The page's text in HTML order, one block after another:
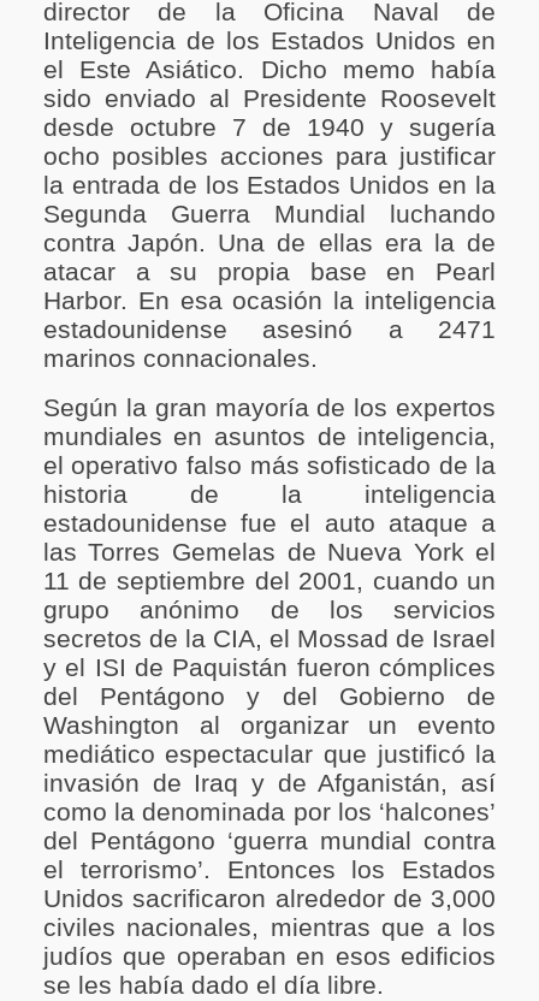
director de la Oficina Naval de
Inteligencia de los Estados Unidos en
el Este Asiático. Dicho memo había
sido enviado al Presidente Roosevelt
desde octubre 7 de 1940 y sugería
ocho posibles acciones para justificar
la entrada de los Estados Unidos en la
Segunda Guerra Mundial luchando
contra Japón. Una de ellas era la de
atacar a su propia base en Pearl
Harbor. En esa ocasión la inteligencia
estadounidense asesinó a 2471
marinos connacionales.
Según la gran mayoría de los expertos
mundiales en asuntos de inteligencia,
el operativo falso más sofisticado de la
historia de la inteligencia
estadounidense fue el auto ataque a
las Torres Gemelas de Nueva York el
11 de septiembre del 2001, cuando un
grupo anónimo de los servicios
secretos de la CIA, el Mossad de Israel
y el ISI de Paquistán fueron cómplices
del Pentágono y del Gobierno de
Washington al organizar un evento
mediático espectacular que justificó la
invasión de Iraq y de Afganistán, así
como la denominada por los ‘halcones’
del Pentágono ‘guerra mundial contra
el terrorismo’. Entonces los Estados
Unidos sacrificaron alrededor de 3,000
civiles nacionales, mientras que a los
judíos que operaban en esos edificios
se les había dado el día libre.